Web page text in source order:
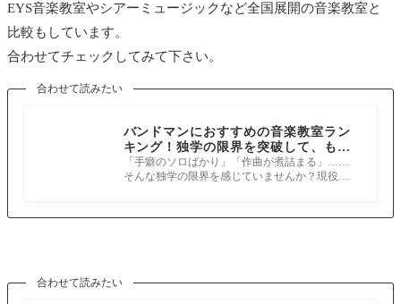
ェックしてくれるので上達の近道となり個人レッスンの良
さを体験できました。先生は何人もいるので相性が良くな
かったら他の先生に変えることもできること、また先生の
レベルが高いのがメリットです。無料体験レッスンもあり
先生がとても良かったですね。ここのスクールはかなり有
社会人のオーケストラに所属しているのですが、ここで習
しれませんが個人で習っている他のお子さんの話と比べる
と料金がやや高めです。音楽はレッスン代以外にも色々お
金がかかる習い事なので少しでも安くなれば良いなと思っ
てしまいます。
都内は先生の数、レッスンともに充実していますがその周
辺の教室はさほどでもなく自宅の近くではなく、仕事帰り
人が放っておかれてしまうことが多く、先生の演奏レベル
EYS音楽教室やシアーミュージックなど全国展開の音楽教室と
比較もしています。
合わせてチェックしてみて下さい。
合わせて読みたい
バンドマンにおすすめの音楽教室ラン
キング！独学の限界を突破して、もっ
と上手くなりたい大人へ
「手癖のソロばかり」「作曲が煮詰まる」……
そんな独学の限界を感じていませんか？現役プ
合わせて読みたい